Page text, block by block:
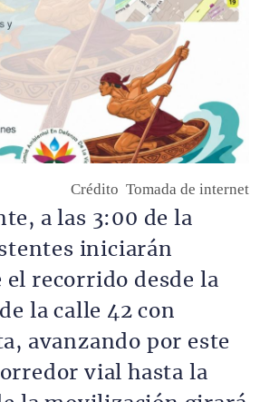
Crédito Tomada de internet
a las 3:00 de la
iniciarán
recorrido desde la
la calle 42 con
avanzando por este
vial hasta la